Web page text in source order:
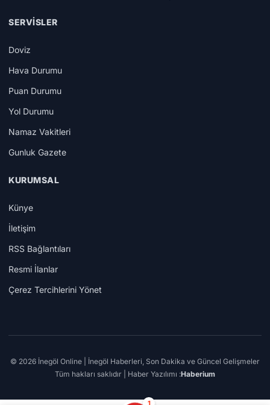
1
SERVISLER
Doviz
Hava Durumu
Puan Durumu
Yol Durumu
Namaz Vakitleri
Gunluk Gazete
KURUMSAL
Künye
İletişim
RSS Bağlantıları
Resmi İlanlar
Çerez Tercihlerini Yönet
© 2026 İnegöl Online | İnegöl Haberleri, Son Dakika ve Güncel Gelişmeler
Tüm hakları saklıdır | Haber Yazılımı :Haberium